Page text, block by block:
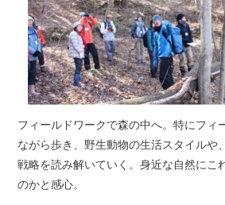
フィールドワークで森の中へ。特にフィ
ながら歩き、野生動物の生活スタイルや
戦略を読み解いていく。身近な自然にこ
のかと感心。